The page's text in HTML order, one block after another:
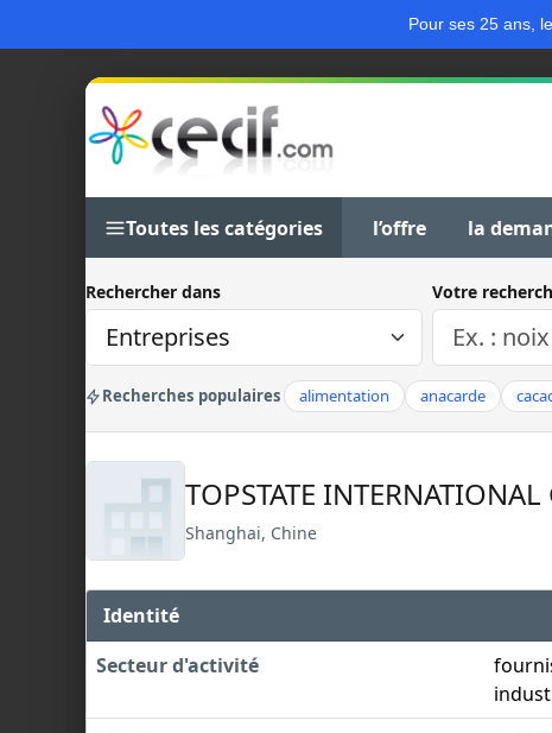
Pour ses 25 ans,
Toutes les catégories l’offre la
Rechercher dans Votre
Recherches populaires alimentation anacarde
TOPSTATE
Shanghai, Chine
Identité
Secteur d'activité